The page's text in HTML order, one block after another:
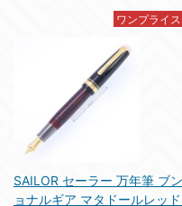
ワンプライス
SAILOR セーラー 万年筆 ブ
ョナルギア マタドールレッ